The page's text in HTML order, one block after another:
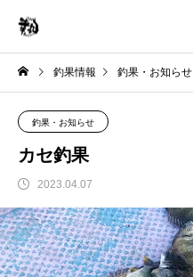
釣果情報 釣果・お知らせ
釣果・お知らせ
カセ釣果
2023.04.07